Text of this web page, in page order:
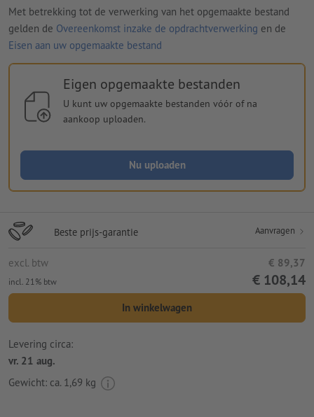
Met betrekking tot de verwerking van het opgemaakte bestand
gelden de Overeenkomst inzake de opdrachtverwerking en de
Eisen aan uw opgemaakte bestand
Eigen opgemaakte bestanden
U kunt uw opgemaakte bestanden vóór of na
aankoop uploaden.
Nu uploaden
Beste prijs-garantie Aanvragen
excl. btw € 89,37
incl. 21% btw € 108,14
In winkelwagen
Levering circa:
vr. 21 aug.
Gewicht: ca. 1,69 kg